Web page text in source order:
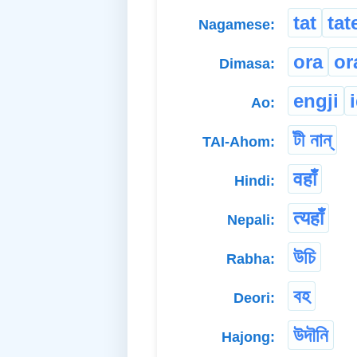
Nagamese: tat
Dimasa: ora
Ao: engji
TAI-Ahom: টী নান্
Hindi: वहाँ
Nepali: त्यहाँ
Rabha: উচি
Deori: বহ
Hajong: উদৗনি